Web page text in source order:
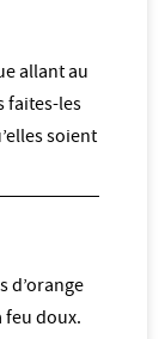
allant au
faites-les
soient
d’orange
feu doux.